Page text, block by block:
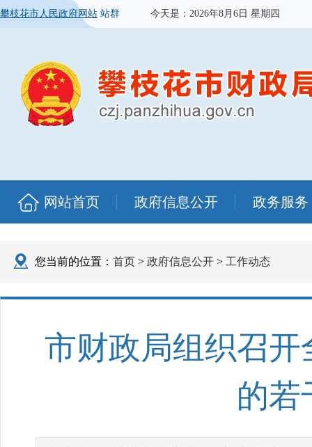
攀枝花市人民政府网站 站群 今天是： 2026年8月6日 星期四
网站首页 政府信息公开 政务服务
您当前的位置： 首页 > 政府信息公开 > 工作动态
市财政局组织召
的若